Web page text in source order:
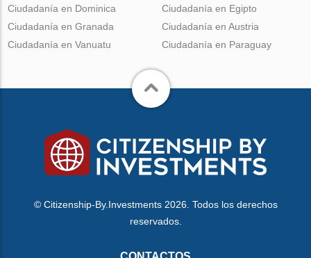
Ciudadanía en Dominica
Ciudadanía en Granada
Ciudadanía en Vanuatu
Ciudadanía en Egipto
Ciudadanía en Austria
Ciudadanía en Paraguay
© Citizenship-By.Investments 2026. Todos los derechos
reservados.